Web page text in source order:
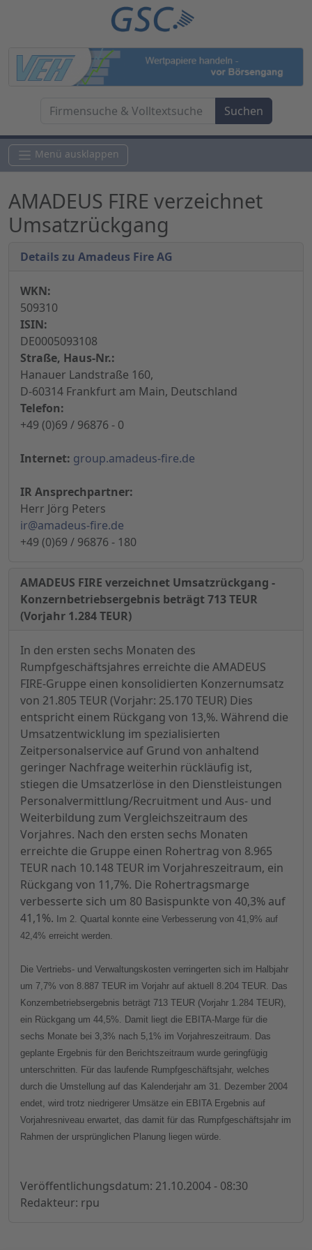
Menü ausklappen
AMADEUS FIRE verzeichnet
Umsatzrückgang
Details zu Amadeus Fire AG
WKN:
509310
ISIN:
DE0005093108
Straße, Haus-Nr.:
Hanauer Landstraße 160,
D-60314 Frankfurt am Main, Deutschland
Telefon:
+49 (0)69 / 96876 - 0
Internet: group.amadeus-fire.de
IR Ansprechpartner:
Herr Jörg Peters
ir@amadeus-fire.de
+49 (0)69 / 96876 - 180
AMADEUS FIRE verzeichnet Umsatzrückgang -
Konzernbetriebsergebnis beträgt 713 TEUR
(Vorjahr 1.284 TEUR)
In den ersten sechs Monaten des
Rumpfgeschäftsjahres erreichte die AMADEUS
FIRE-Gruppe einen konsolidierten Konzernumsatz
von 21.805 TEUR (Vorjahr: 25.170 TEUR) Dies
entspricht einem Rückgang von 13,%. Während die
Umsatzentwicklung im spezialisierten
Zeitpersonalservice auf Grund von anhaltend
geringer Nachfrage weiterhin rückläufig ist,
stiegen die Umsatzerlöse in den Dienstleistungen
Personalvermittlung/Recruitment und Aus- und
Weiterbildung zum Vergleichszeitraum des
Vorjahres. Nach den ersten sechs Monaten
erreichte die Gruppe einen Rohertrag von 8.965
TEUR nach 10.148 TEUR im Vorjahreszeitraum, ein
Rückgang von 11,7%. Die Rohertragsmarge
verbesserte sich um 80 Basispunkte von 40,3% auf
41,1%.
Im 2. Quartal konnte eine Verbesserung von 41,9% auf
42,4% erreicht werden.
Die Vertriebs- und Verwaltungskosten verringerten sich im Halbjahr
um 7,7% von 8.887 TEUR im Vorjahr auf aktuell 8.204 TEUR. Das
Konzernbetriebsergebnis beträgt 713 TEUR (Vorjahr 1.284 TEUR),
ein Rückgang um 44,5%. Damit liegt die EBITA-Marge für die
sechs Monate bei 3,3% nach 5,1% im Vorjahreszeitraum. Das
geplante Ergebnis für den Berichtszeitraum wurde geringfügig
unterschritten. Für das laufende Rumpfgeschäftsjahr, welches
durch die Umstellung auf das Kalenderjahr am 31. Dezember 2004
endet, wird trotz niedrigerer Umsätze ein EBITA Ergebnis auf
Vorjahresniveau erwartet, das damit für das Rumpfgeschäftsjahr im
Rahmen der ursprünglichen Planung liegen würde.
Veröffentlichungsdatum: 21.10.2004 - 08:30
Redakteur: rpu